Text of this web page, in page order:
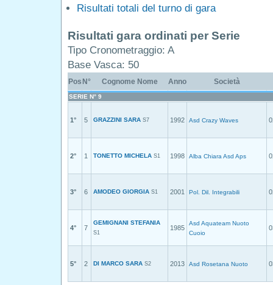
Risultati totali del turno di gara
Risultati gara ordinati per Serie
Tipo Cronometraggio: A
Base Vasca: 50
Pos N° Cognome Nome Anno Società
SERIE N° 9
1° 5 GRAZZINI SARA S7 1992 Asd Crazy Waves
2° 1 TONETTO MICHELA S1 1998 Alba Chiara Asd Aps
3° 6 AMODEO GIORGIA S1 2001 Pol. Dil. Integrabili
4° 7
GEMIGNANI STEFANIA
S1
1985
Asd Aquateam Nuoto
Cuoio
5° 2 DI MARCO SARA S2 2013 Asd Rosetana Nuoto